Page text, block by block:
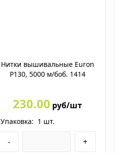
Нитки вышивальные Euron
P130, 5000 м/боб. 1414
230.00 руб/шт
Упаковка: 1 шт.
- +